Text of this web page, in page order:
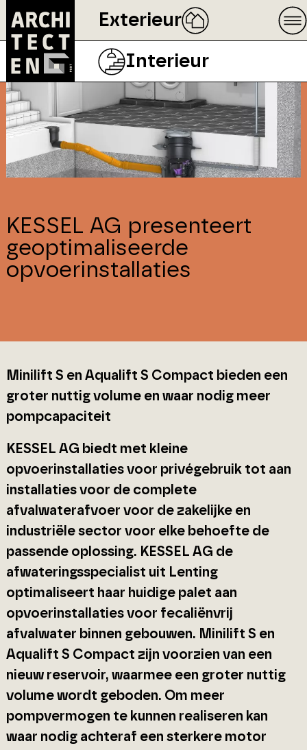
Exterieur
Interieur
KESSEL AG presenteert
geoptimaliseerde
opvoerinstallaties
Minilift S en Aqualift S Compact bieden een
groter nuttig volume en waar nodig meer
pompcapaciteit
KESSEL AG biedt met kleine
opvoerinstallaties voor privégebruik tot aan
installaties voor de complete
afvalwaterafvoer voor de zakelijke en
industriële sector voor elke behoefte de
passende oplossing. KESSEL AG de
afwateringsspecialist uit Lenting
optimaliseert haar huidige palet aan
opvoerinstallaties voor fecaliënvrij
afvalwater binnen gebouwen. Minilift S en
Aqualift S Compact zijn voorzien van een
nieuw reservoir, waarmee een groter nuttig
volume wordt geboden. Om meer
pompvermogen te kunnen realiseren kan
waar nodig achteraf een sterkere motor